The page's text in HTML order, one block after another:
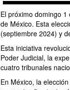
El próximo domingo
de México. Esta
(septiembre 2024) y
Esta iniciativa
Poder Judicial, la
cuatro tribunales
En México, la